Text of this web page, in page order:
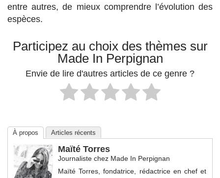
entre autres, de mieux comprendre l’évolution des
espèces.
Participez au choix des thèmes sur
Made In Perpignan
Envie de lire d'autres articles de ce genre ?
À propos Articles récents
Maïté Torres
Journaliste chez Made In Perpignan
Maïté Torres, fondatrice, rédactrice en chef et